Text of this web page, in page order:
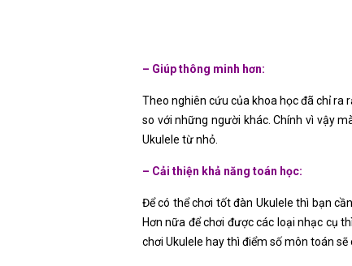
– Giúp thông minh hơn:
Theo nghiên cứu của khoa học đã chỉ ra
so với những người khác. Chính vì vậy
Ukulele từ nhỏ.
– Cải thiện khả năng toán học:
Để có thể chơi tốt đàn Ukulele thì bạn
Hơn nữa để chơi được các loại nhạc cụ
chơi Ukulele hay thì điểm số môn toán